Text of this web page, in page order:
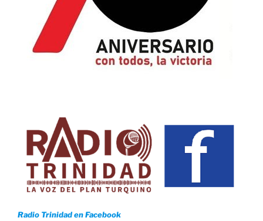
Radio Trinidad en Facebook